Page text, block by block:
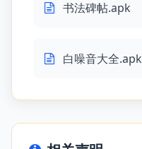
书法碑帖.apk
白噪音大全.apk